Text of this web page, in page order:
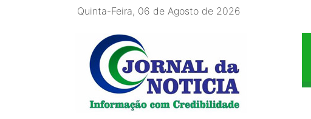
Quinta-Feira, 06 de Agosto de 2026